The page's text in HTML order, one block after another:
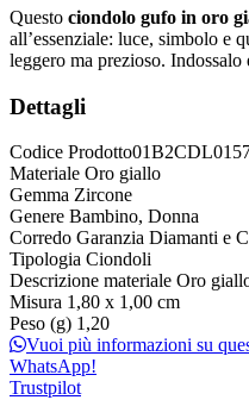
Questo ciondolo gufo in oro
all’essenziale: luce, simbolo e
leggero ma prezioso. Indossalo
Dettagli
Codice Prodotto
Materiale Oro giallo
Gemma Zircone
Genere Bambino, Donna
Corredo Garanzia Diamanti e
Tipologia Ciondoli
Descrizione materiale Oro
Misura 1,80 x 1,00 cm
Peso (g) 1,20
Vuoi più informazioni su
WhatsApp!
Trustpilot